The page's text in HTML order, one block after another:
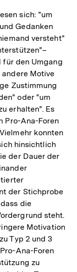
sich: "um
Gedanken
versteht"
den Umgang
Motive
Zustimmung
oder "um
erhalten". Es
Pro-Ana-Foren
konnten
hinsichtlich
der Dauer der
der Stichprobe
die
steht.
Motivation
Typ 2 und 3
Ana-Foren
zu